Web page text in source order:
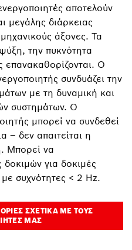
αποτελούν
μεγάλης διάρκειας
άξονες. Τα
την πυκνότητα
επανακαθορίζονται. Ο
συνδυάζει την
με τη δυναμική και
συστημάτων. Ο
μπορεί να συνδεθεί
– δεν απαιτείται η
Μπορεί να
για δοκιμές
συχνότητες < 2 Hz.
ΣΧΕΤΙΚΆ ΜΕ ΤΟΥΣ
ΜΑΣ